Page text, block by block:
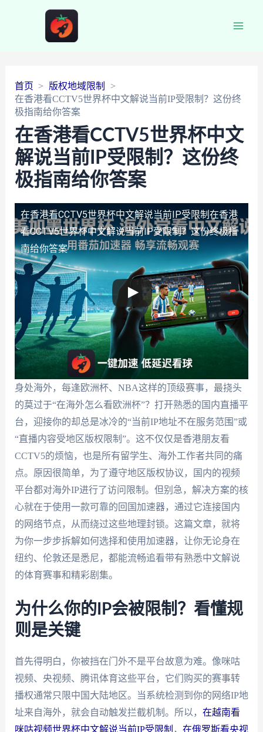
首页
版权地域限制
在香港看CCTV5世界杯中文解说当前IP受限制？这份终
极指南给你答案
在香港看CCTV5世界杯中文
解说当前IP受限制？这份终
极指南给你答案
在香港看CCTV5世界杯中文解说当前IP受限制 在香港
看CCTV5世界杯中文解说当前IP受限制？这份终极指
南给你答案
身处海外，每逢欧洲杯、NBA这样的顶级赛事，最挠头
的莫过于“在海外怎么看欧洲杯”？打开熟悉的国内直播平
台，迎接你的却总是冰冷的“当前IP地址不在服务范围”或
“直播内容受地区版权限制”。这不仅仅是香港朋友看
CCTV5的烦恼，也是所有留学生、海外工作者共同的痛
点。原因很简单，为了遵守地区版权协议，国内的视频
平台都对海外IP进行了访问限制。但别急，解决方案的核
心就在于使用一款可靠的回国加速器，通过它连接国内
的网络节点，从而绕过这些地理封锁。这篇文章，就将
为你一步步拆解如何选择和使用加速器，让你无论身在
纽约、伦敦还是悉尼，都能流畅追看带有熟悉中文解说
的体育赛事和精彩剧集。
为什么你的IP会被限制？看懂规
则是关键
首先得明白，你被挡在门外不是平台故意为难。像咪咕
视频、央视频、腾讯体育这些平台，它们购买的赛事转
播权通常只限中国大陆地区。当系统检测到你的网络IP地
址来自海外，就会自动触发拦截机制。所以， 在越南看
咪咕视频世界杯中文解说当前IP受限制 ， 在俄罗斯看央视